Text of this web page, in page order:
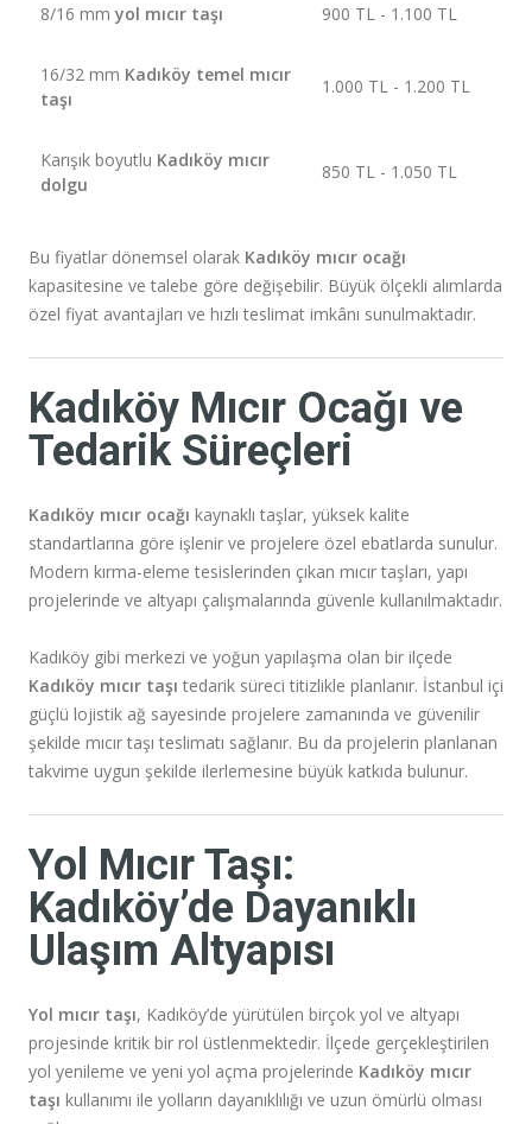
8/16 mm yol mıcır taşı 900 TL - 1.100 TL
16/32 mm Kadıköy temel mıcır
taşı
1.000 TL - 1.200 TL
Karışık boyutlu Kadıköy mıcır
dolgu
850 TL - 1.050 TL
Bu fiyatlar dönemsel olarak Kadıköy mıcır ocağı
kapasitesine ve talebe göre değişebilir. Büyük ölçekli alımlarda
özel fiyat avantajları ve hızlı teslimat imkânı sunulmaktadır.
Kadıköy Mıcır Ocağı ve
Tedarik Süreçleri
Kadıköy mıcır ocağı kaynaklı taşlar, yüksek kalite
standartlarına göre işlenir ve projelere özel ebatlarda sunulur.
Modern kırma-eleme tesislerinden çıkan mıcır taşları, yapı
projelerinde ve altyapı çalışmalarında güvenle kullanılmaktadır.
Kadıköy gibi merkezi ve yoğun yapılaşma olan bir ilçede
Kadıköy mıcır taşı tedarik süreci titizlikle planlanır. İstanbul içi
güçlü lojistik ağ sayesinde projelere zamanında ve güvenilir
şekilde mıcır taşı teslimatı sağlanır. Bu da projelerin planlanan
takvime uygun şekilde ilerlemesine büyük katkıda bulunur.
Yol Mıcır Taşı:
Kadıköy’de Dayanıklı
Ulaşım Altyapısı
Yol mıcır taşı, Kadıköy’de yürütülen birçok yol ve altyapı
projesinde kritik bir rol üstlenmektedir. İlçede gerçekleştirilen
yol yenileme ve yeni yol açma projelerinde Kadıköy mıcır
taşı kullanımı ile yolların dayanıklılığı ve uzun ömürlü olması